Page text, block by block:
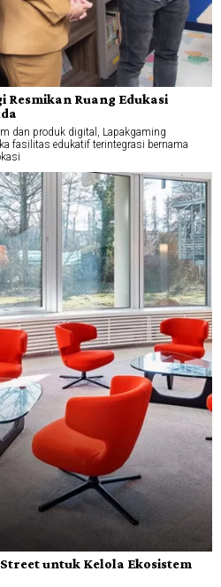
Ruang Edukasi
dan produk digital, Lapakgaming
fasilitas edukatif terintegrasi bernama
untuk Kelola Ekosistem